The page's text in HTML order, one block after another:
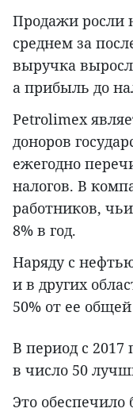
Продажи росли
среднем за
выручка
а прибыль до
Petrolimex
доноров
ежегодно
налогов. В
работников,
8% в год.
Наряду с
и в других
50% от ее
В период с 2017
в число 50
Это обеспечило